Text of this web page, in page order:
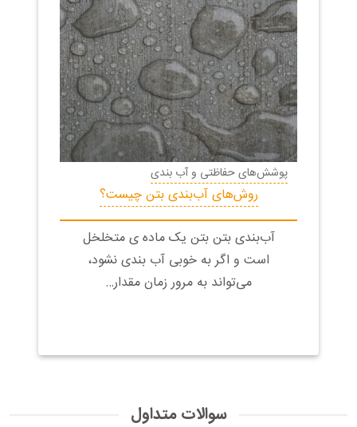
پوشش‌های حفاظتی و آب بندی
روش‌های آب‌بندی بتن چیست؟
آب‌بندی بتن بتن یک ماده‌ ی متخلخل
است و اگر به خوبی آب بندی نشود،
می‌تواند به مرور زمان مقدار…
سوالات متداول